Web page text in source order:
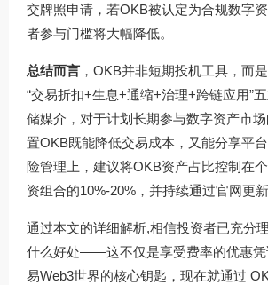
交牌照申请，若OKB被认定为合规数字
者参与门槛将大幅降低。
总结而言 ，OKB并非短期投机工具，而
“交易折扣+生息+通缩+治理+跨链应用”
储媒介，对于计划长期参与数字资产市
置OKB既能降低交易成本，又能分享平
险管理上，建议将OKB资产占比控制在
资组合的10%-20%，并持续通过官网更
通过本文的详细解析,相信投资者已充分
什么好处——这不仅是享受费率的优惠凭
易Web3世界的核心钥匙，现在就通过